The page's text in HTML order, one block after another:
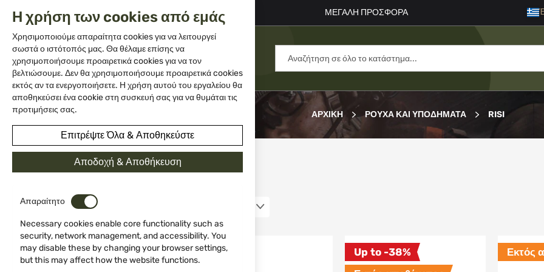
+359 2 983 5014 office@isd-bg.com
Μετάβαση
περιεχόμενο
ΜΕΓΑΛΗ ΠΡΟΣΦΟΡΑ
ΑΡΧΙΚΉ ΡΟΎΧΑ ΚΑΙ ΥΠΟΔΉΜΑΤΑ RISI
Risi
Up to -38%
Εκτός
ΤΙΜΉ
12,00 €
ΧΡΏΜΑ
Η χρήση των cookies από εμάς
Χρησιμοποιούμε απαραίτητα cookies για να λειτουργεί
σωστά ο ιστότοπός μας. Θα θέλαμε επίσης να
χρησιμοποιήσουμε προαιρετικά cookies για να τον
βελτιώσουμε. Δεν θα χρησιμοποιήσουμε προαιρετικά cookies
εκτός αν τα ενεργοποιήσετε. Η χρήση αυτού του εργαλείου θα
αποθηκεύσει ένα cookie στη συσκευή σας για να θυμάται τις
προτιμήσεις σας.
Επιτρέψτε Όλα & Αποθηκεύστε
Αποδοχή & Αποθήκευση
Απαραίτητο
Necessary cookies enable core functionality such as
security, network management, and accessibility. You
may disable these by changing your browser settings,
but this may affect how the website functions.